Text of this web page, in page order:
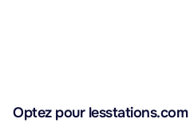
Optez pour lesstations.com